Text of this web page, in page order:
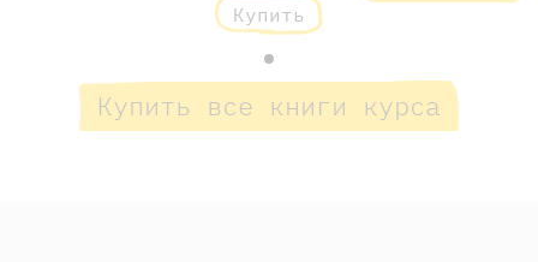
Купить
Купить все книги курса